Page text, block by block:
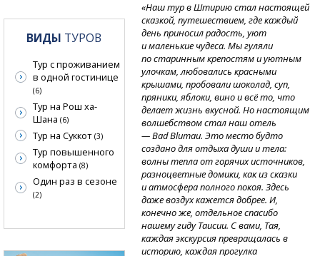
«Наш тур в Штирию стал настоящей
сказкой, путешествием, где каждый
день приносил радость, уют
и маленькие чудеса. Мы гуляли
по старинным крепостям и уютным
улочкам, любовались красными
крышами, пробовали шоколад, суп,
пряники, яблоки, вино и всё то, что
делает жизнь вкусной. Но настоящим
волшебством стал наш отель
— Bad Blumau. Это место будто
создано для отдыха души и тела:
волны тепла от горячих источников,
разноцветные домики, как из сказки
и атмосфера полного покоя. Здесь
даже воздух кажется добрее. И,
конечно же, отдельное спасибо
нашему гиду Таисии. С вами, Тая,
каждая экскурсия превращалась в
историю, каждая прогулка
ВИДЫ ТУРОВ
Тур с проживанием
в одной гостинице
(6)
Тур на Рош ха-
Шана (6)
Тур на Суккот (3)
Тур повышенного
комфорта (8)
Один раз в сезоне
(2)